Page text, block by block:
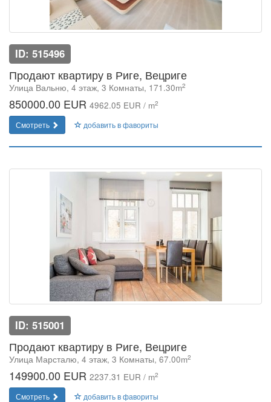
ID: 515496
Продают квартиру в Риге, Вецриге
Улица Вальню, 4 этаж, 3 Комнаты, 171.30m2
850000.00 EUR 4962.05 EUR / m2
Смотреть добавить в фавориты
ID: 515001
Продают квартиру в Риге, Вецриге
Улица Марсталю, 4 этаж, 3 Комнаты, 67.00m2
149900.00 EUR 2237.31 EUR / m2
Смотреть добавить в фавориты